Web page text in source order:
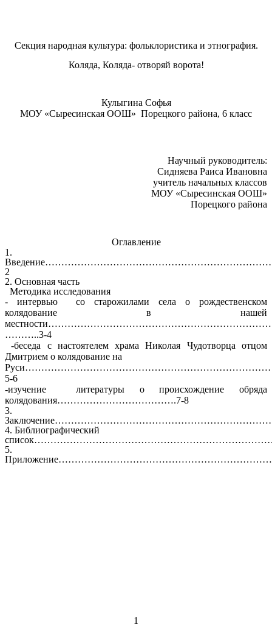
Секция народная культура: фольклористика и этнография.
Коляда, Коляда- отворяй ворота!
Кулыгина Софья
МОУ «Сыресинская ООШ» Порецкого района, 6 класс
Научный руководитель:
Сидняева Раиса Ивановна
учитель начальных классов
МОУ «Сыресинская ООШ»
Порецкого района
Оглавление
1.
2
2. Основная часть
Методика исследования
- интервью со старожилами села о рождественском
колядование в нашей
………..3-4
-беседа с настоятелем храма Николая Чудотворца отцом
Дмитрием о колядование на
5-6
-изучение литературы о происхождение обряда
колядования……………………………….7-8
3.
4. Библиографический
5.
1